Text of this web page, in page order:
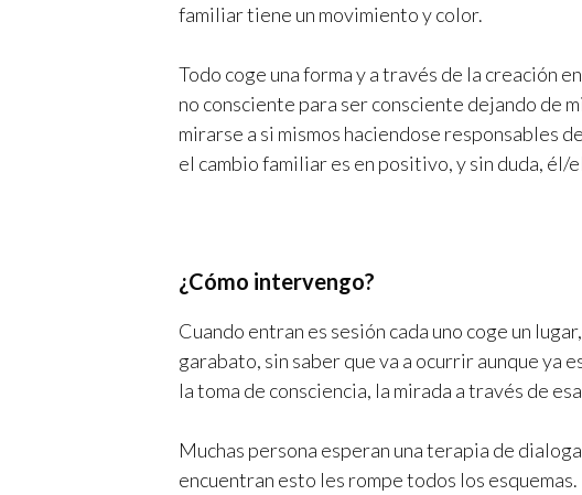
familiar tiene un movimiento y color.
Todo coge una forma y a través de la creación
no consciente para ser consciente dejando de
mirarse a si mismos haciendose responsables
el cambio familiar es en positivo, y sin duda, él/
¿Cómo intervengo?
Cuando entran es sesión cada uno coge un
garabato, sin saber que va a ocurrir aunque ya
la toma de consciencia, la mirada a través de
Muchas persona esperan una terapia de
encuentran esto les rompe todos los